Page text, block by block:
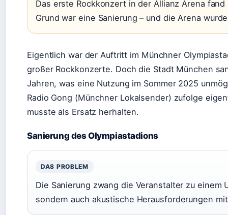
Das erste Rockkonzert in der Allianz Arena
Grund war eine Sanierung – und die Arena
Eigentlich war der Auftritt im Münchner
großer Rockkonzerte. Doch die Stadt München
Jahren, was eine Nutzung im Sommer 2025
Radio Gong (Münchner Lokalsender) zufolge
musste als Ersatz herhalten.
Sanierung des Olympiastadions
DAS PROBLEM
Die Sanierung zwang die Veranstalter zu
sondern auch akustische Herausforderungen